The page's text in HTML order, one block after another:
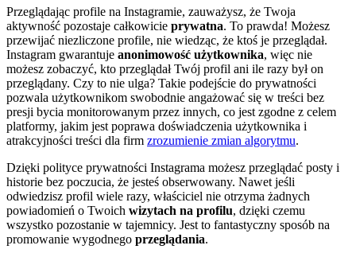
Przeglądając profile na Instagramie, zauważysz, że Twoja
aktywność pozostaje całkowicie prywatna. To prawda! Możesz
przewijać niezliczone profile, nie wiedząc, że ktoś je przeglądał.
Instagram gwarantuje anonimowość użytkownika, więc nie
możesz zobaczyć, kto przeglądał Twój profil ani ile razy był on
przeglądany. Czy to nie ulga? Takie podejście do prywatności
pozwala użytkownikom swobodnie angażować się w treści bez
presji bycia monitorowanym przez innych, co jest zgodne z celem
platformy, jakim jest poprawa doświadczenia użytkownika i
atrakcyjności treści dla firm zrozumienie zmian algorytmu.
Dzięki polityce prywatności Instagrama możesz przeglądać posty i
historie bez poczucia, że jesteś obserwowany. Nawet jeśli
odwiedzisz profil wiele razy, właściciel nie otrzyma żadnych
powiadomień o Twoich wizytach na profilu, dzięki czemu
wszystko pozostanie w tajemnicy. Jest to fantastyczny sposób na
promowanie wygodnego przeglądania.